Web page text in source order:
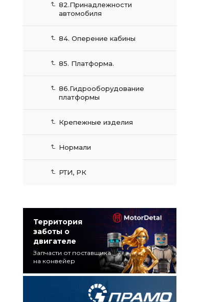
82.Принадлежности
автомобиля
84. Оперение кабины
85. Платформа.
86.Гидрооборудование
платформы
Крепежные изделия
Нормали
РТИ, РК
Территория
заботы о
двигателе
Запчасти от поставщика
на конвейер